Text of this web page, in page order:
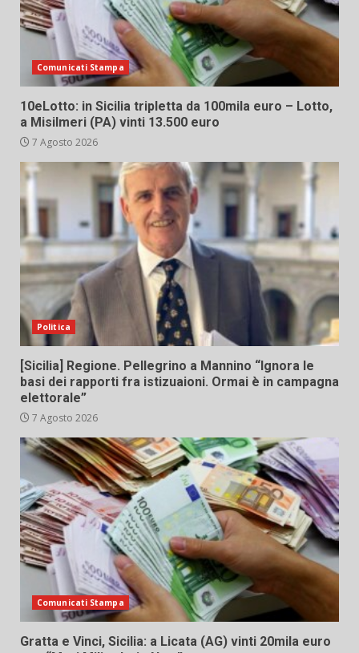
Comunicati Stampa
10eLotto: in Sicilia tripletta da 100mila euro – Lotto,
a Misilmeri (PA) vinti 13.500 euro
7 Agosto 2026
Politica
[Sicilia] Regione. Pellegrino a Mannino “Ignora le
basi dei rapporti fra istizuaioni. Ormai è in campagna
elettorale”
7 Agosto 2026
Comunicati Stampa
Gratta e Vinci, Sicilia: a Licata (AG) vinti 20mila euro